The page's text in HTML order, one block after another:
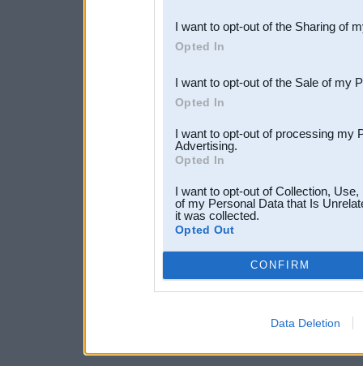
Downstream Participants
third parties.
I want to opt-out of the Sharing of
Opted In
I want to opt-out of the Sale of my
Opted In
I want to opt-out of processing my
Advertising.
Opted In
I want to opt-out of Collection,
of my Personal Data that Is
it was collected.
Opted Out
CONFIRM
Data Deletion